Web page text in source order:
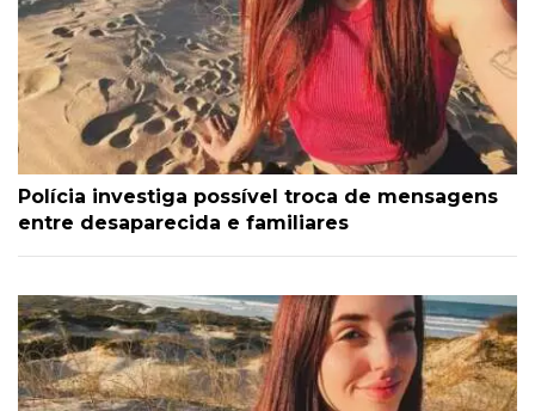
Polícia investiga possível troca de mensagens
entre desaparecida e familiares